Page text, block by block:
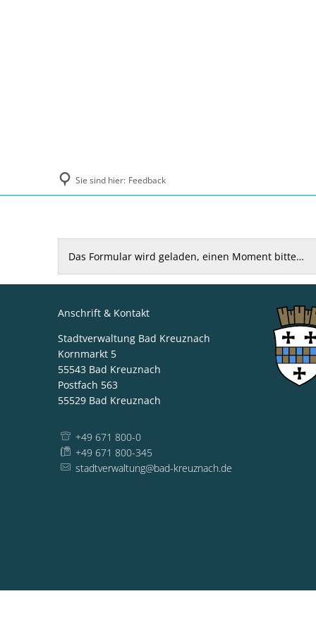
Sie sind hier: Feedback
FeedbackDas Formular wird geladen, einen Moment bitte…
Anschrift & Kontakt
Stadtverwaltung Bad Kreuznach
Kornmarkt 5
55543 Bad Kreuznach
Postfach 563
55529 Bad Kreuznach
+49 671 800-0
+49 671 800-345
stadtverwaltung@bad-kreuznach.de